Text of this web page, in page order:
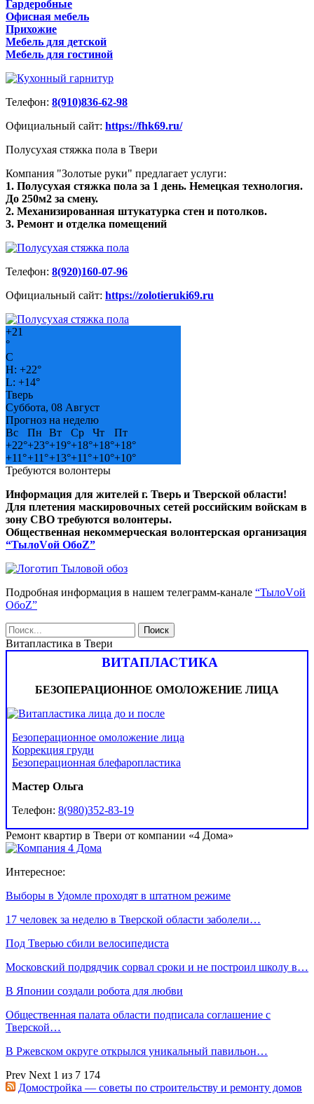
Гардеробные
Офисная мебель
Прихожие
Мебель для детской
Мебель для гостиной
Телефон: 8(910)836-62-98
Официальный сайт: https://fhk69.ru/
Полусухая стяжка пола в Твери
Компания "Золотые руки" предлагает услуги:
1. Полусухая стяжка пола за 1 день. Немецкая технология.
До 250м2 за смену.
2. Механизированная штукатурка стен и потолков.
3. Ремонт и отделка помещений
Телефон: 8(920)160-07-96
Официальный сайт: https://zolotieruki69.ru
+21
°
C
H: +22°
L: +14°
Тверь
Суббота, 08 Август
Прогноз на неделю
Вс
Пн Вт Ср Чт
Пт
+22°+23°+19°+18°+18°+18°
+11°+11°+13°+11°+10°+10°
Требуются волонтеры
Информация для жителей г. Тверь и Тверской области!
Для плетения маскировочных сетей российским войскам в
зону СВО требуются волонтеры.
Общественная некоммерческая волонтерская организация
“ТылоVой ОбоZ”
Подробная информация в нашем телеграмм-канале “ТылоVой
ОбоZ”
Витапластика в Твери
ВИТАПЛАСТИКА
БЕЗОПЕРАЦИОННОЕ ОМОЛОЖЕНИЕ ЛИЦА
Безоперационное омоложение лица
Коррекция груди
Безоперационная блефаропластика
Мастер Ольга
Телефон: 8(980)352-83-19
Ремонт квартир в Твери от компании «4 Дома»
Интересное:
Выборы в Удомле проходят в штатном режиме
17 человек за неделю в Тверской области заболели…
Под Тверью сбили велосипедиста
Московский подрядчик сорвал сроки и не построил школу в…
В Японии создали робота для любви
Общественная палата области подписала соглашение с
Тверской…
В Ржевском округе открылся уникальный павильон…
Prev Next 1 из 7 174
Домостройка — советы по строительству и ремонту домов